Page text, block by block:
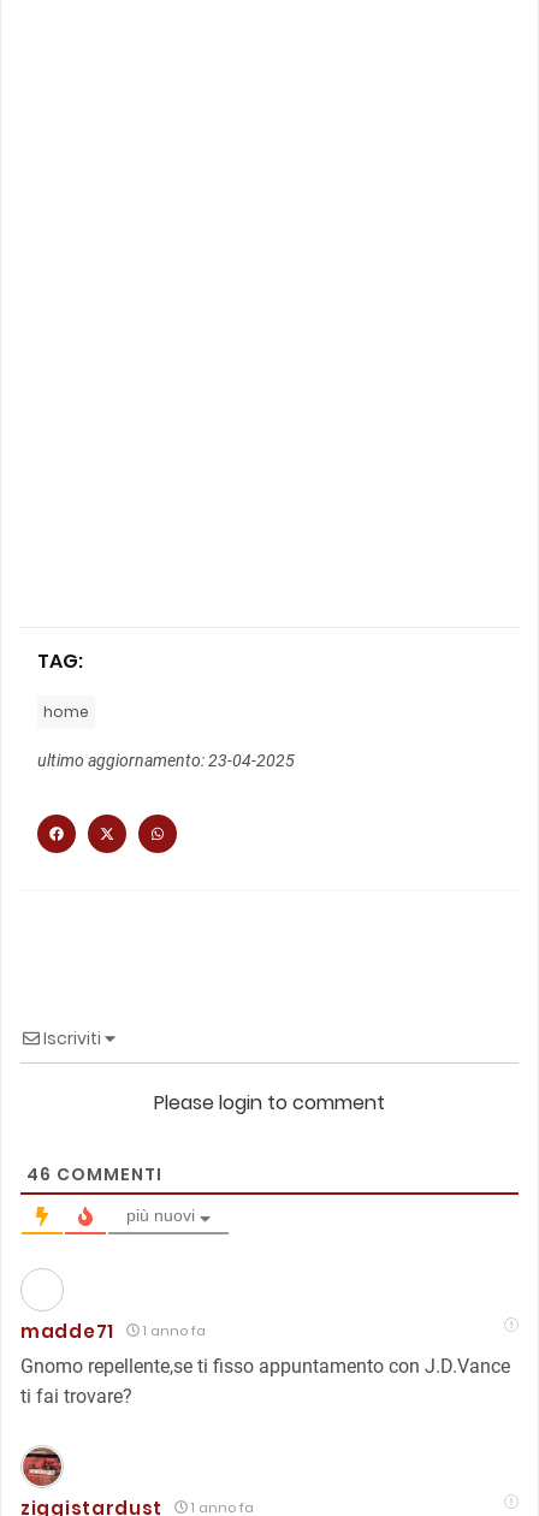
TAG:
home
ultimo aggiornamento: 23-04-2025
Iscriviti
Please login to comment
46 COMMENTI
più nuovi
madde71 1 anno fa
Gnomo repellente,se ti fisso appuntamento con J.D.Vance
ti fai trovare?
ziggistardust 1 anno fa